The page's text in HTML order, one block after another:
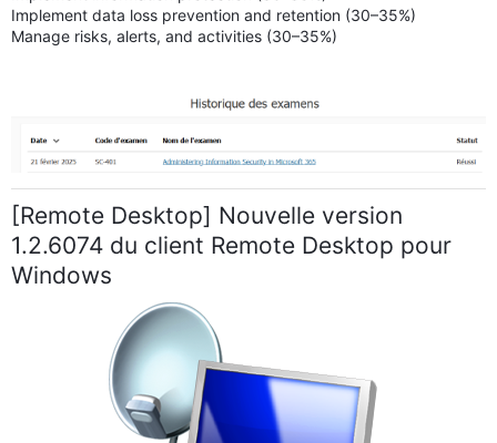
Implement data loss prevention and retention (30–35%)
Manage risks, alerts, and activities (30–35%)
[Remote Desktop] Nouvelle version
1.2.6074 du client Remote Desktop pour
Windows